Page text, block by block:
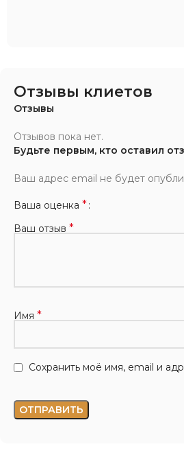
Отзывы клиетов
Отзывы
Отзывов пока нет.
Будьте первым, кто оставил
Ваш адрес email не будет
Ваша оценка *
Ваш отзыв *
Имя *
Сохранить моё имя, email и